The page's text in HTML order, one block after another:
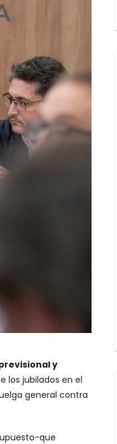
y
los jubilados en el
general contra
que